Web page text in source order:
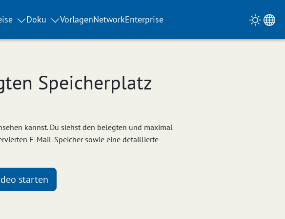
Doku VorlagenNetworkEnterprise
Speicherplatz
kannst. Du siehst den belegten und maximal
E-Mail-Speicher sowie eine detaillierte
starten